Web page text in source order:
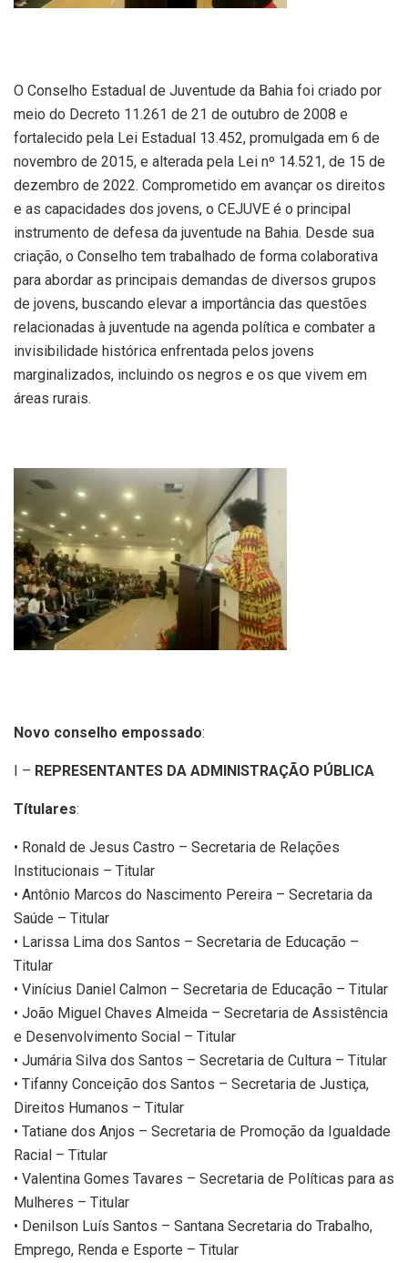
O Conselho Estadual de Juventude da Bahia foi criado por
meio do Decreto 11.261 de 21 de outubro de 2008 e
fortalecido pela Lei Estadual 13.452, promulgada em 6 de
novembro de 2015, e alterada pela Lei nº 14.521, de 15 de
dezembro de 2022. Comprometido em avançar os direitos
e as capacidades dos jovens, o CEJUVE é o principal
instrumento de defesa da juventude na Bahia. Desde sua
criação, o Conselho tem trabalhado de forma colaborativa
para abordar as principais demandas de diversos grupos
de jovens, buscando elevar a importância das questões
relacionadas à juventude na agenda política e combater a
invisibilidade histórica enfrentada pelos jovens
marginalizados, incluindo os negros e os que vivem em
áreas rurais.
Novo conselho empossado:
I – REPRESENTANTES DA ADMINISTRAÇÃO PÚBLICA
Títulares:
• Ronald de Jesus Castro – Secretaria de Relações
Institucionais – Titular
• Antônio Marcos do Nascimento Pereira – Secretaria da
Saúde – Titular
• Larissa Lima dos Santos – Secretaria de Educação –
Titular
• Vinícius Daniel Calmon – Secretaria de Educação – Titular
• João Miguel Chaves Almeida – Secretaria de Assistência
e Desenvolvimento Social – Titular
• Jumária Silva dos Santos – Secretaria de Cultura – Titular
• Tifanny Conceição dos Santos – Secretaria de Justiça,
Direitos Humanos – Titular
• Tatiane dos Anjos – Secretaria de Promoção da Igualdade
Racial – Titular
• Valentina Gomes Tavares – Secretaria de Políticas para as
Mulheres – Titular
• Denilson Luís Santos – Santana Secretaria do Trabalho,
Emprego, Renda e Esporte – Titular